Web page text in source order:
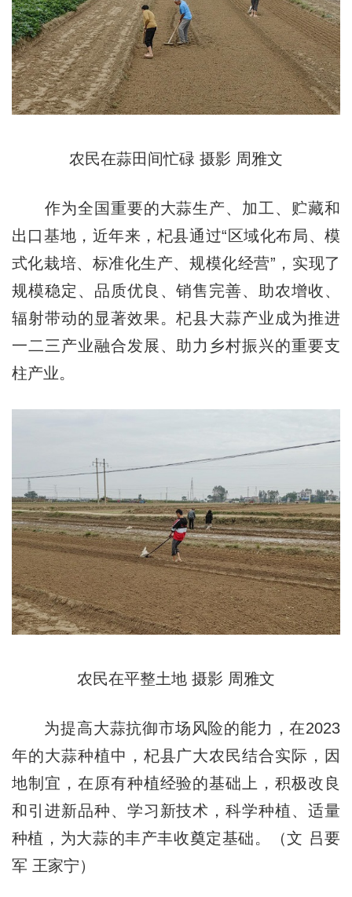
农民在蒜田间忙碌 摄影 周雅文
作为全国重要的大蒜生产、加工、贮藏和
出口基地，近年来，杞县通过“区域化布局、模
式化栽培、标准化生产、规模化经营”，实现了
规模稳定、品质优良、销售完善、助农增收、
辐射带动的显著效果。杞县大蒜产业成为推进
一二三产业融合发展、助力乡村振兴的重要支
柱产业。
农民在平整土地 摄影 周雅文
为提高大蒜抗御市场风险的能力，在2023
年的大蒜种植中，杞县广大农民结合实际，因
地制宜，在原有种植经验的基础上，积极改良
和引进新品种、学习新技术，科学种植、适量
种植，为大蒜的丰产丰收奠定基础。（文 吕要
军 王家宁）